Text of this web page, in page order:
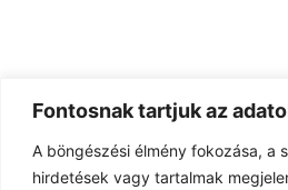
Fontosnak tartjuk az
A böngészési élmény fokozása, a
hirdetések vagy tartalmak